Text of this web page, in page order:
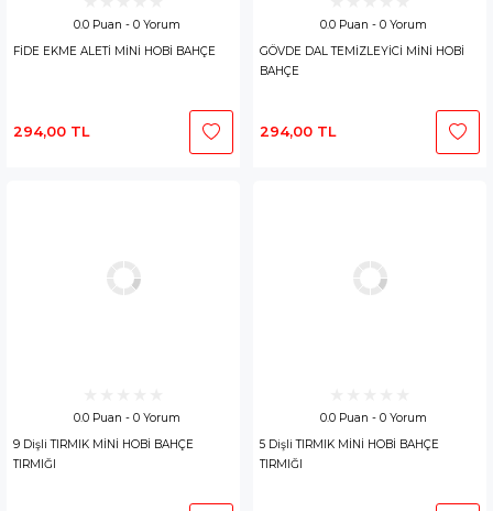
0.0 Puan - 0 Yorum
FİDE EKME ALETİ MİNİ HOBİ BAHÇE
294,00 TL
0.0 Puan - 0 Yorum
GÖVDE DAL TEMİZLEYİCİ MİNİ HOBİ
BAHÇE
294,00 TL
0.0 Puan - 0 Yorum
9 Dişli TIRMIK MİNİ HOBİ BAHÇE
TIRMIĞI
0.0 Puan - 0 Yorum
5 Dişli TIRMIK MİNİ HOBİ BAHÇE
TIRMIĞI